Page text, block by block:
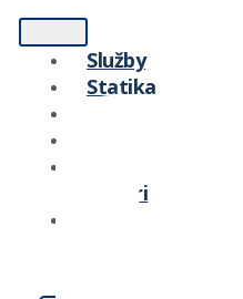
Služby
Statika
partneri